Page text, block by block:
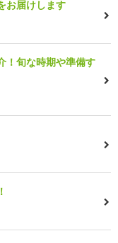
お届けします
！旬な時期や準備す